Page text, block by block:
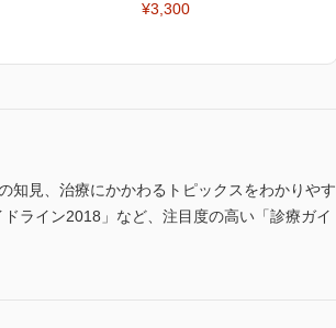
¥3,300
知見、治療にかかわるトピックスをわかりやす
ライン2018」など、注目度の高い「診療ガイ